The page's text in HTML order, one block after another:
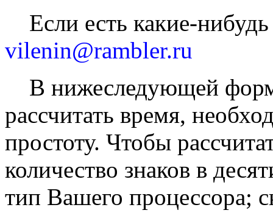
Если есть какие-
vilenin@rambler.ru
В нижеследующей
рассчитать время,
простоту. Чтобы
количество знаков в
тип Вашего процессора;